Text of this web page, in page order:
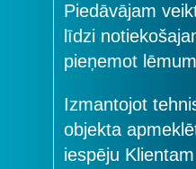
Piedāvājam
līdzi
pieņemot
Izmantojot
objekta
iespēju